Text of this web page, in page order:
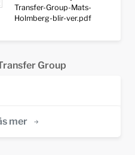
Transfer-Group-Mats-
Holmberg-blir-ver.pdf
Group
mer